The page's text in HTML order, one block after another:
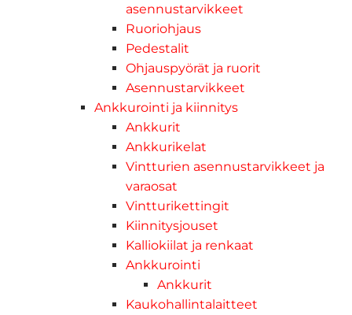
asennustarvikkeet
Ruoriohjaus
Pedestalit
Ohjauspyörät ja ruorit
Asennustarvikkeet
Ankkurointi ja kiinnitys
Ankkurit
Ankkurikelat
Vintturien asennustarvikkeet ja
varaosat
Vintturikettingit
Kiinnitysjouset
Kalliokiilat ja renkaat
Ankkurointi
Ankkurit
Kaukohallintalaitteet